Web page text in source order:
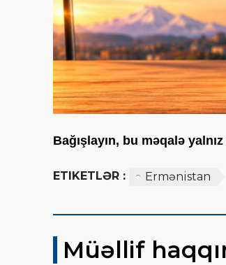
Bağışlayın, bu məqalə
ETIKETLƏR : Ermənistan
Müəllif